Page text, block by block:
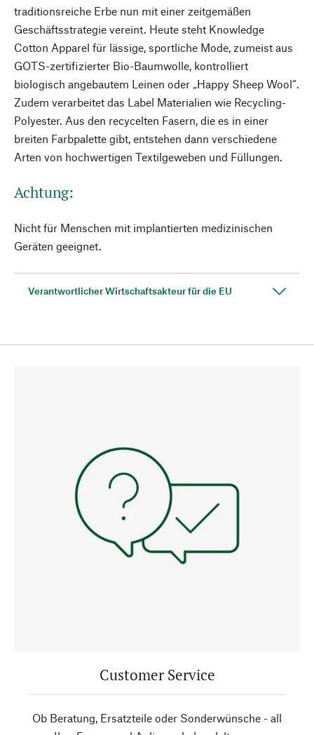
traditionsreiche Erbe nun mit einer zeitgemäßen
Geschäftsstrategie vereint. Heute steht Knowledge
Cotton Apparel für lässige, sportliche Mode, zumeist aus
GOTS-zertifizierter Bio-Baumwolle, kontrolliert
biologisch angebautem Leinen oder „Happy Sheep Wool“.
Zudem verarbeitet das Label Materialien wie Recycling-
Polyester. Aus den recycelten Fasern, die es in einer
breiten Farbpalette gibt, entstehen dann verschiedene
Arten von hochwertigen Textilgeweben und Füllungen.
Achtung:
Nicht für Menschen mit implantierten medizinischen
Geräten geeignet.
Verantwortlicher Wirtschaftsakteur für die EU
Customer Service
Ob Beratung, Ersatzteile oder Sonderwünsche - all